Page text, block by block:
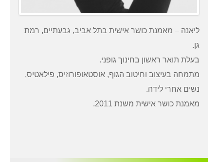
ליאנה – מאמנת כושר אישית בתל אביב, גבעתיים, רמת
גן.
בעלת תואר ראשון בחינוך גופני.
מתמחה בעיצוב וחיטוב הגוף, אוסטאופורוזיס, פילאטיס,
נשים אחרי לידה.
מאמנת כושר אישית משנת 2011.